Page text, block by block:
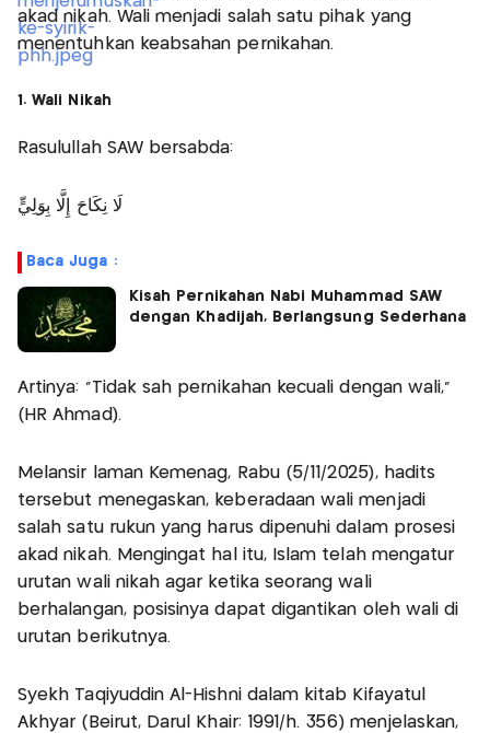
akad nikah. Wali menjadi salah satu pihak yang
menentuhkan keabsahan pernikahan.
1. Wali Nikah
Rasulullah SAW bersabda:
لَا نِكَاحَ إِلَّا بِوَلِيٍّ
Baca Juga :
Kisah Pernikahan Nabi Muhammad SAW
dengan Khadijah, Berlangsung Sederhana
Artinya: “Tidak sah pernikahan kecuali dengan wali,”
(HR Ahmad).
Melansir laman Kemenag, Rabu (5/11/2025), hadits
tersebut menegaskan, keberadaan wali menjadi
salah satu rukun yang harus dipenuhi dalam prosesi
akad nikah. Mengingat hal itu, Islam telah mengatur
urutan wali nikah agar ketika seorang wali
berhalangan, posisinya dapat digantikan oleh wali di
urutan berikutnya.
Syekh Taqiyuddin Al-Hishni dalam kitab Kifayatul
Akhyar (Beirut, Darul Khair: 1991/h. 356) menjelaskan,